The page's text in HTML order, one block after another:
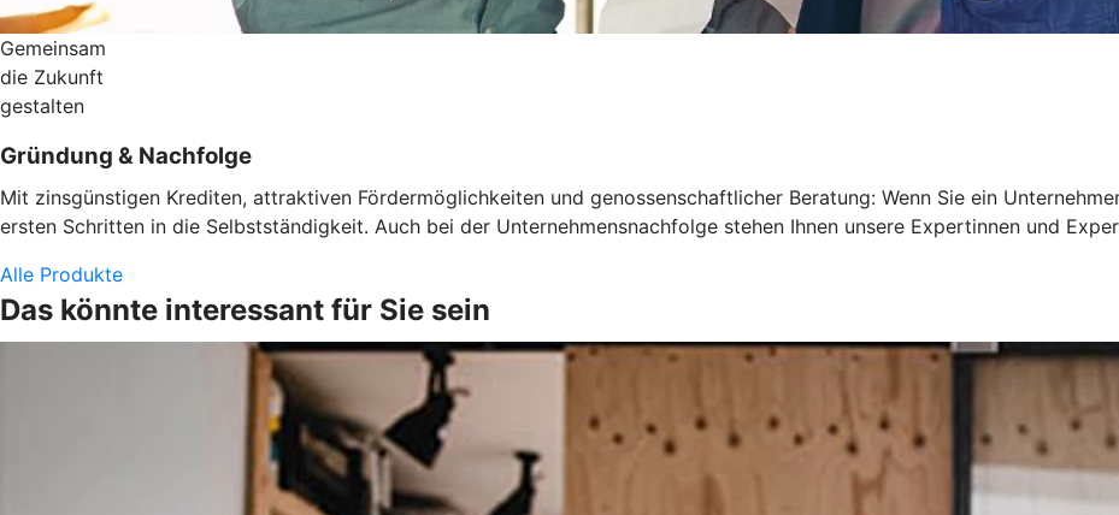
Gemeinsam
die Zukunft
gestalten
Gründung & Nachfolge
Mit zinsgünstigen Krediten, attraktiven Fördermöglichkeiten und genossenschaftlicher Beratung: Wenn Sie ein
ersten Schritten in die Selbstständigkeit. Auch bei der Unternehmensnachfolge stehen Ihnen unsere Expertinnen und
Alle Produkte
Das könnte interessant für Sie sein